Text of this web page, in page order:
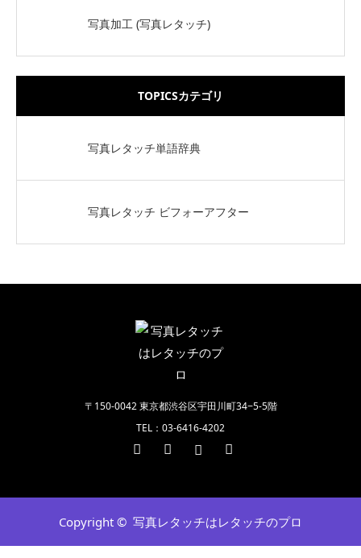
写真加工 (写真レタッチ)
TOPICSカテゴリ
写真レタッチ単語辞典
写真レタッチ ビフォーアフター
〒150-0042 東京都渋谷区宇田川町34−5-5階
TEL：03-6416-4202
InstagramRSS
Copyright © 写真レタッチはレタッチのプロ